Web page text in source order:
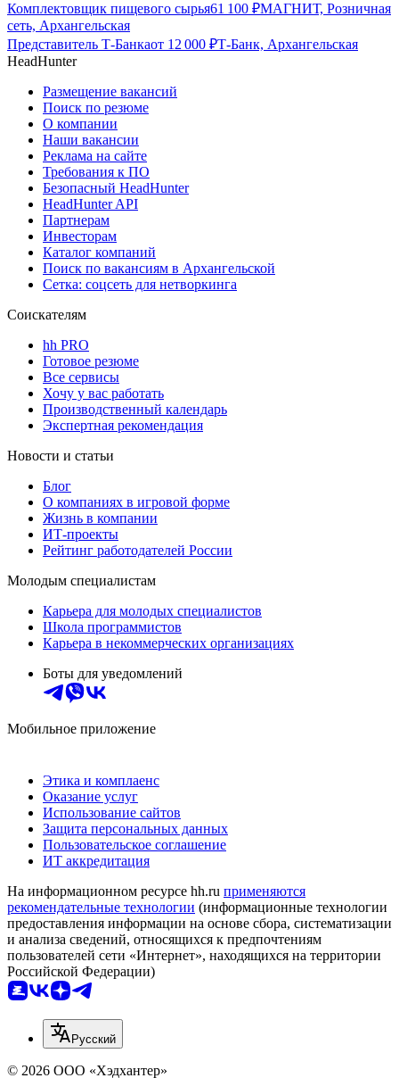
Комплектовщик пищевого сырья61 100 ₽МАГНИТ, Розничная
сеть, Архангельская
Представитель Т-Банкаот 12 000 ₽Т-Банк, Архангельская
HeadHunter
Размещение вакансий
Поиск по резюме
О компании
Наши вакансии
Реклама на сайте
Требования к ПО
Безопасный HeadHunter
HeadHunter API
Партнерам
Инвесторам
Каталог компаний
Поиск по вакансиям в Архангельской
Сетка: соцсеть для нетворкинга
Соискателям
hh PRO
Готовое резюме
Все сервисы
Хочу у вас работать
Производственный календарь
Экспертная рекомендация
Новости и статьи
Блог
О компаниях в игровой форме
Жизнь в компании
ИТ-проекты
Рейтинг работодателей России
Молодым специалистам
Карьера для молодых специалистов
Школа программистов
Карьера в некоммерческих организациях
Боты для уведомлений
Мобильное приложение
Этика и комплаенс
Оказание услуг
Использование сайтов
Защита персональных данных
Пользовательское соглашение
ИТ аккредитация
На информационном ресурсе hh.ru применяются
рекомендательные технологии (информационные технологии
предоставления информации на основе сбора, систематизации
и анализа сведений, относящихся к предпочтениям
пользователей сети «Интернет», находящихся на территории
Российской Федерации)
Русский
© 2026 ООО «Хэдхантер»